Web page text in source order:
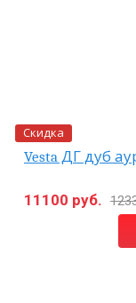
Скидка
Vesta ДГ дуб
11100 руб.